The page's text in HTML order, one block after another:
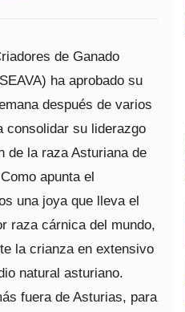
de Ganado
ha aprobado su
después de varios
consolidar su liderazgo
de la raza Asturiana de
apunta el
una joya que lleva el
raza cárnica del mundo,
la crianza en extensivo
natural asturiano.
fuera de Asturias, para